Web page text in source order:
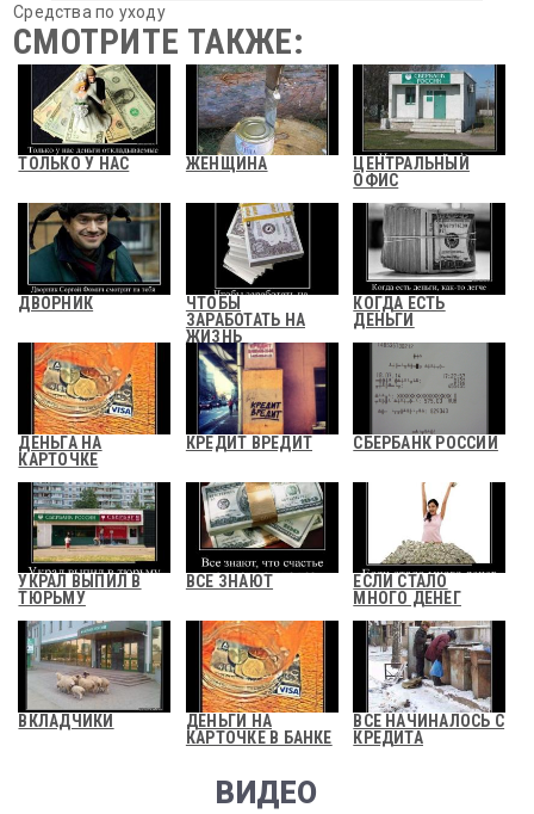
Средства по уходу
СМОТРИТЕ ТАКЖЕ:
ТОЛЬКО У НАС ЖЕНЩИНА
ЦЕНТРАЛЬНЫЙ
ОФИС
ДВОРНИК
ЧТОБЫ
ЗАРАБОТАТЬ НА
ЖИЗНЬ
КОГДА ЕСТЬ
ДЕНЬГИ
ДЕНЬГА НА
КАРТОЧКЕ
КРЕДИТ ВРЕДИТ СБЕРБАНК РОССИИ
УКРАЛ ВЫПИЛ В
ТЮРЬМУ
ВСЕ ЗНАЮТ
ЕСЛИ СТАЛО
МНОГО ДЕНЕГ
ВКЛАДЧИКИ
ДЕНЬГИ НА
КАРТОЧКЕ В БАНКЕ
ВСЕ НАЧИНАЛОСЬ С
КРЕДИТА
ВИДЕО